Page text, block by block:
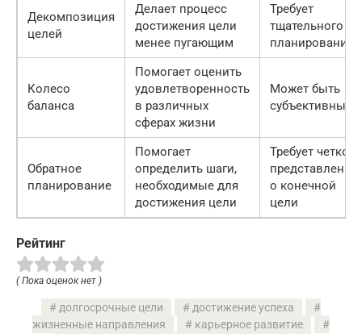
Декомпозиция
целей
Делает процесс
достижения цели
менее пугающим
Требует
тщательного
планирования
Колесо
баланса
Помогает оценить
удовлетворенность
в различных
сферах жизни
Может быть
субъективным
Обратное
планирование
Помогает
определить шаги,
необходимые для
достижения цели
Требует четкого
представления
о конечной
цели
Рейтинг
( Пока оценок нет )
долгосрочные цели
достижение успеха
жизненные направления
карьерное развитие